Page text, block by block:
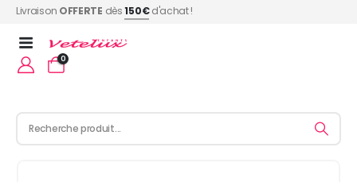
Livraison OFFERTE dès150€d'achat !
0